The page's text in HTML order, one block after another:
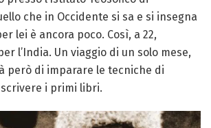
che in Occidente si sa e si insegna
lei è ancora poco. Così, a 22,
l’India. Un viaggio di un solo mese,
però di imparare le tecniche di
i primi libri.